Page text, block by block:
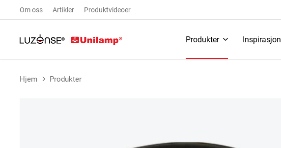
Om oss Artikler Produktvideoer
Produkter Inspirasjon
Hjem Produkter